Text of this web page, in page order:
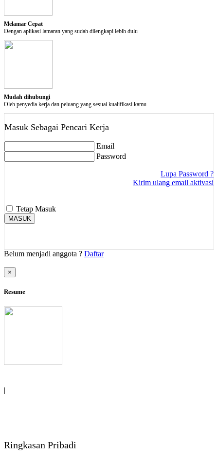
delete Tutup Akun
Melamar Cepat
Dengan aplikasi lamaran yang sudah dilengkapi lebih dulu
Mudah dihubungi
Oleh penyedia kerja dan peluang yang sesuai kualifikasi kamu
Masuk Sebagai Pencari Kerja
Email
Password
Lupa Password ?
Kirim ulang email aktivasi
Tetap Masuk
MASUK
Belum menjadi anggota ? Daftar
×
Resume
|
Ringkasan Pribadi